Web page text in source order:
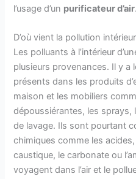
l’usage d’un purificateur d’air
D’où vient la pollution
Les polluants à l’intérieur
plusieurs provenances. Il y a
présents dans les produits
maison et les mobiliers
dépoussiérantes, les
de lavage. Ils sont pourtant
chimiques comme les
caustique, le carbonate ou
voyagent dans l’air et le